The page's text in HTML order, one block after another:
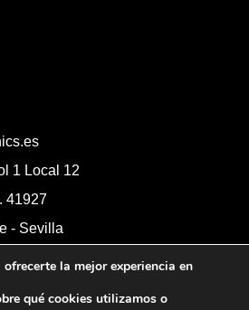
1 Local 12
41927
- Sevilla
la mejor experiencia en
qué cookies utilizamos o